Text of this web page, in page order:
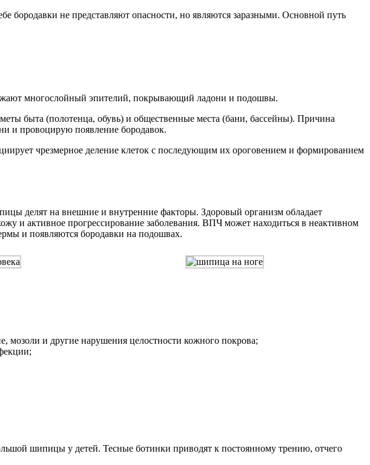
бородавки не представляют опасности, но являются заразными. Основной путь
многослойный эпителий, покрывающий ладони и подошвы.
быта (полотенца, обувь) и общественные места (бани, бассейны). Причина
и провоцирую появление бородавок.
чрезмерное деление клеток с последующим их ороговением и формированием
делят на внешние и внутренние факторы. Здоровый организм обладает
и активное прогрессирование заболевания. ВПЧ может находиться в неактивном
и появляются бородавки на подошвах.
мозоли и другие нарушения целостности кожного покрова;
шипицы у детей. Тесные ботинки приводят к постоянному трению, отчего